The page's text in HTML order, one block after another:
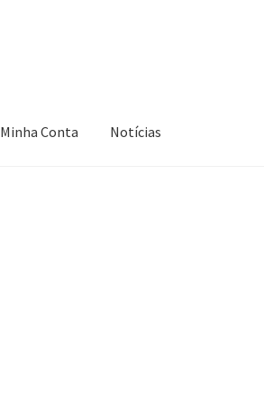
Minha Conta Notícias